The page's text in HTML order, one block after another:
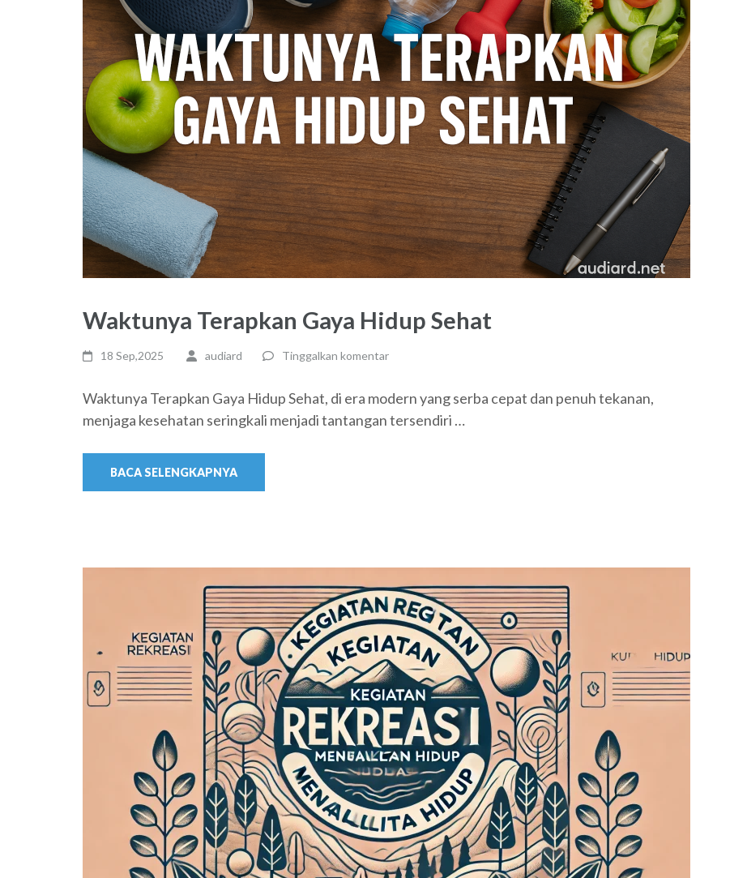
Waktunya Terapkan Gaya Hidup Sehat
18 Sep,2025 audiard Tinggalkan komentar
Waktunya Terapkan Gaya Hidup Sehat, di era modern yang serba cepat dan penuh tekanan,
menjaga kesehatan seringkali menjadi tantangan tersendiri …
BACA SELENGKAPNYA